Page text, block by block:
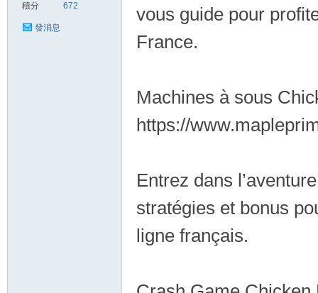
積分 672
發消息
vous guide pour
France.
Machines à sous
https://
Entrez dans
stratégies et bonus
ligne français.